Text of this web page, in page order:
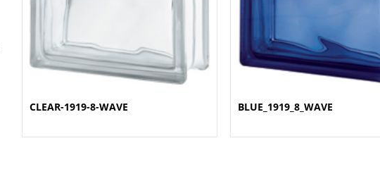
CLEAR-1919-8-WAVE BLUE_1919_8_WAVE